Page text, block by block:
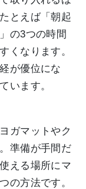
とえば「朝起
の3つの時間
くなります。
が優位にな
います。
ガマットやク
準備が手間だ
える場所にマ
の方法です。